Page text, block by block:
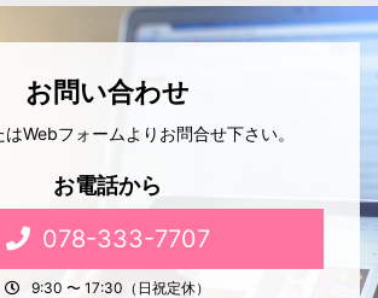
お問い合わせ
Webフォームよりお問合せ下さい。
お電話から
078-333-7707
9:30 〜 17:30（日祝定休）